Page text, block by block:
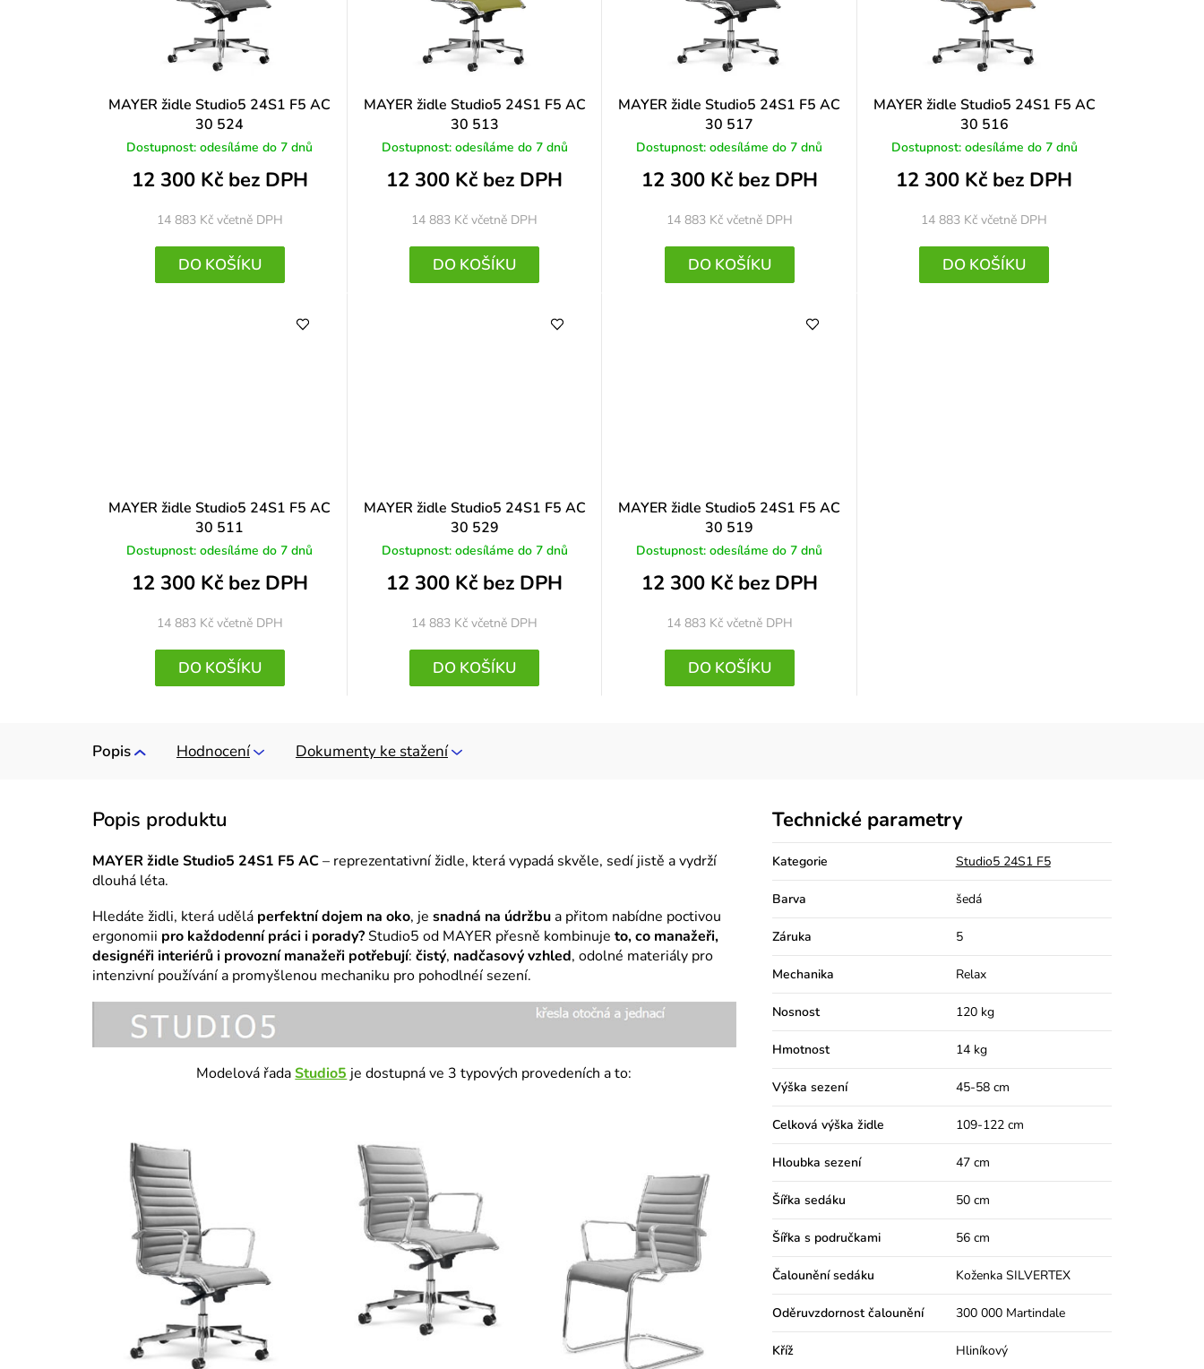
MAYER židle Studio5 24S1 F5 AC
30 524
Dostupnost: odesíláme do 7 dnů
12 300 Kč bez DPH
14 883 Kč včetně DPH
DO KOŠÍKU
MAYER židle Studio5 24S1 F5 AC
30 513
Dostupnost: odesíláme do 7 dnů
12 300 Kč bez DPH
14 883 Kčvčetně DPH
DO KOŠÍKU
MAYER židle Studio5 24S1 F5 AC
30 517
Dostupnost: odesíláme do 7 dnů
12 300 Kč bez DPH
14 883 Kč včetně DPH
DO KOŠÍKU
MAYER židle Studio5 24S1 F5 AC
30 516
Dostupnost: odesíláme do 7 dnů
12 300 Kč bez DPH
14 883 Kčvčetně DPH
DO KOŠÍKU
MAYER židle Studio5 24S1 F5 AC
30 511
Dostupnost: odesíláme do 7 dnů
12 300 Kč bez DPH
14 883 Kč včetně DPH
DO KOŠÍKU
MAYER židle Studio5 24S1 F5 AC
30 529
Dostupnost: odesíláme do 7 dnů
12 300 Kč bez DPH
14 883 Kčvčetně DPH
DO KOŠÍKU
MAYER židle Studio5 24S1 F5 AC
30 519
Dostupnost: odesíláme do 7 dnů
12 300 Kč bez DPH
14 883 Kč včetně DPH
DO KOŠÍKU
Popis Dokumenty ke stažení
Hodnocení
MAYER židle Studio5 24S1 F5 AC– reprezentativní židle, která vypadá skvěle, sedí jistě a vydrží
dlouhá léta.
Hledáte židli, která udělá perfektní dojem na oko, je snadná na údržbua přitom nabídne poctivou
ergonomii pro každodenní práci i porady?Studio5 od MAYER přesně kombinuje to, co manažeři,
designéři interiérů i provozní manažeři potřebují: čistý, nadčasový vzhled, odolné materiály pro
intenzivní používání a promyšlenou mechaniku pro pohodlnéí sezení.
Modelová řadaStudio5 je dostupná ve 3 typových provedeních a to:
Technické parametry
Kategorie Studio5 24S1 F5
Barva šedá
Záruka 5
Mechanika Relax
Nosnost 120 kg
Hmotnost 14 kg
Výška sezení 45-58 cm
Celková výška židle 109-122 cm
Hloubka sezení 47 cm
Šířka sedáku 50 cm
Šířka s područkami 56 cm
Čalounění sedáku Koženka SILVERTEX
Oděruvzdornost čalounění 300 000 Martindale
Kříž Hliníkový